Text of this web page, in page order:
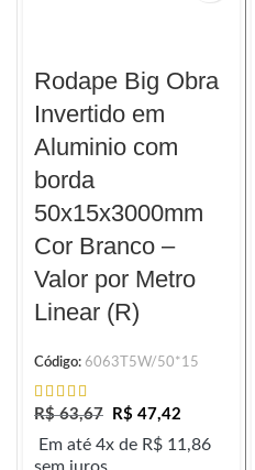
Rodape Big Obra
Invertido em
Aluminio com
borda
50x15x3000mm
Cor Branco –
Valor por Metro
Linear (R)
Código: 6063T5W/50*15
R$63,67 R$ 47,42
Em até 4x de R$ 11,86